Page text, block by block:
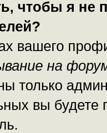
чтобы я не
вашего
на
только
вы будете